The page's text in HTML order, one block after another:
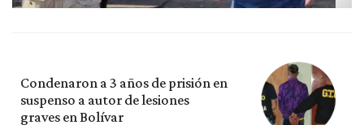
Condenaron a 3 años de prisión en
suspenso a autor de lesiones
graves en Bolívar